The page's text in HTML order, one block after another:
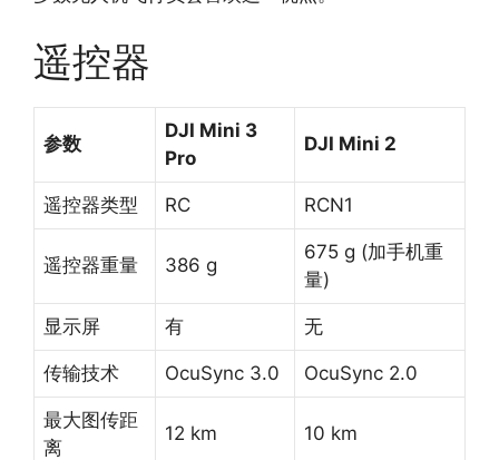
遥控器
参数
DJI Mini 3
Pro
DJI Mini 2
遥控器类型 RC RCN1
遥控器重量 386 g
675 g (加手机重
量)
显示屏 有 无
传输技术 OcuSync 3.0 OcuSync 2.0
最大图传距
离
12 km 10 km